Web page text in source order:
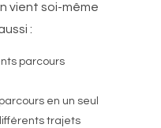
vient soi-même
:
parcours
en un seul
trajets